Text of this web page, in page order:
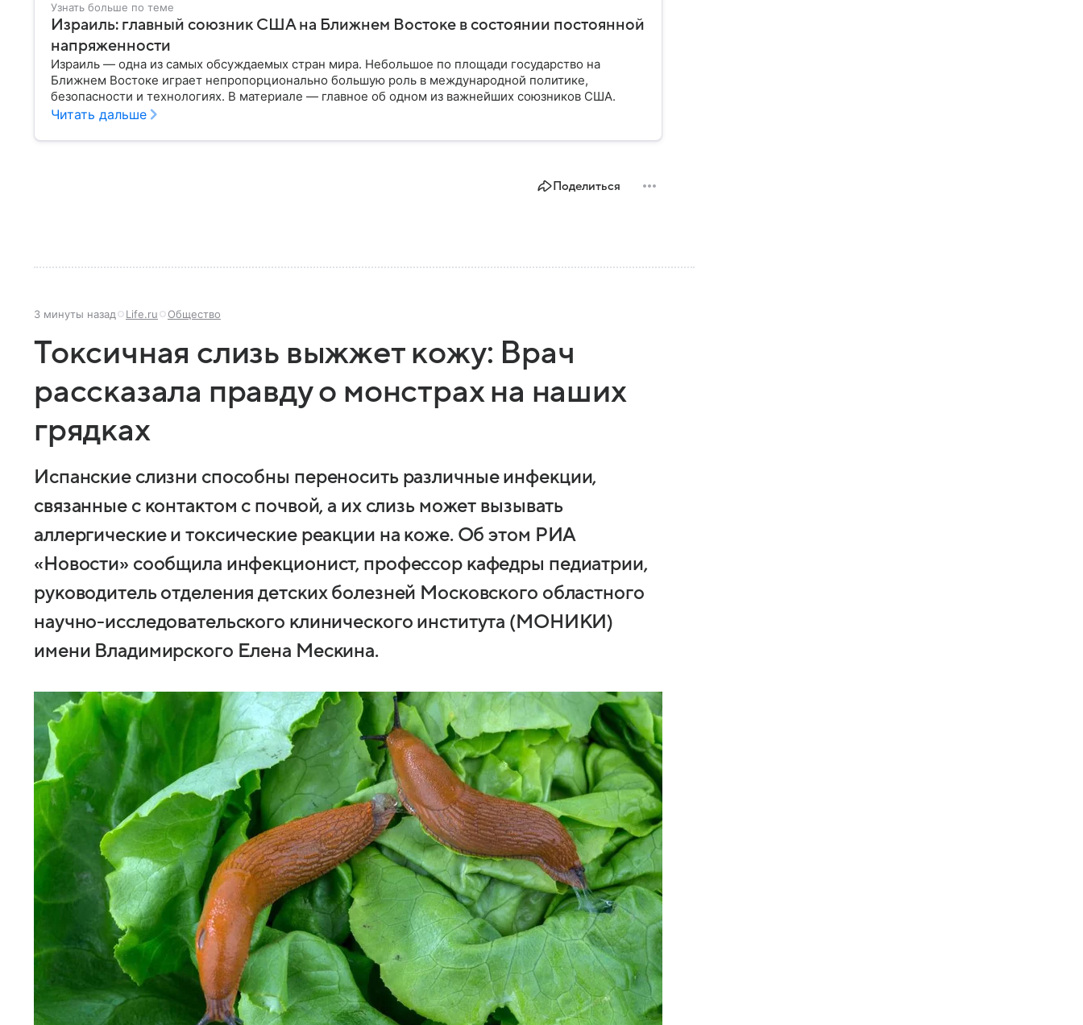
Узнать больше по теме
Израиль: главный союзник США на Ближнем Востоке в состоянии постоянной
напряженности
Израиль — одна из самых обсуждаемых стран мира. Небольшое по площади государство на
Ближнем Востоке играет непропорционально большую роль в международной политике,
безопасности и технологиях. В материале — главное об одном из важнейших союзников США.
Читать дальше
Поделиться
3 минуты назад Life.ru Общество
Токсичная слизь выжжет кожу: Врач
рассказала правду о монстрах на наших
грядках
Испанские слизни способны переносить различные инфекции,
связанные с контактом с почвой, а их слизь может вызывать
аллергические и токсические реакции на коже. Об этом РИА
«Новости» сообщила инфекционист, профессор кафедры педиатрии,
руководитель отделения детских болезней Московского областного
научно-исследовательского клинического института (МОНИКИ)
имени Владимирского Елена Мескина.